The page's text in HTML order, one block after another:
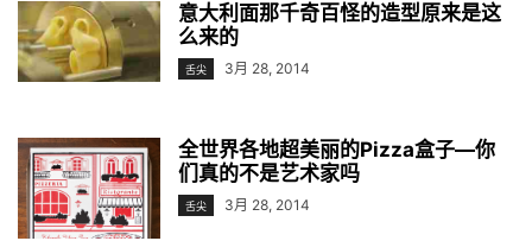
意大利面那千奇百怪的造型原来是这
么来的
舌尖 3月 28, 2014
全世界各地超美丽的Pizza盒子—你
们真的不是艺术家吗
舌尖 3月 28, 2014